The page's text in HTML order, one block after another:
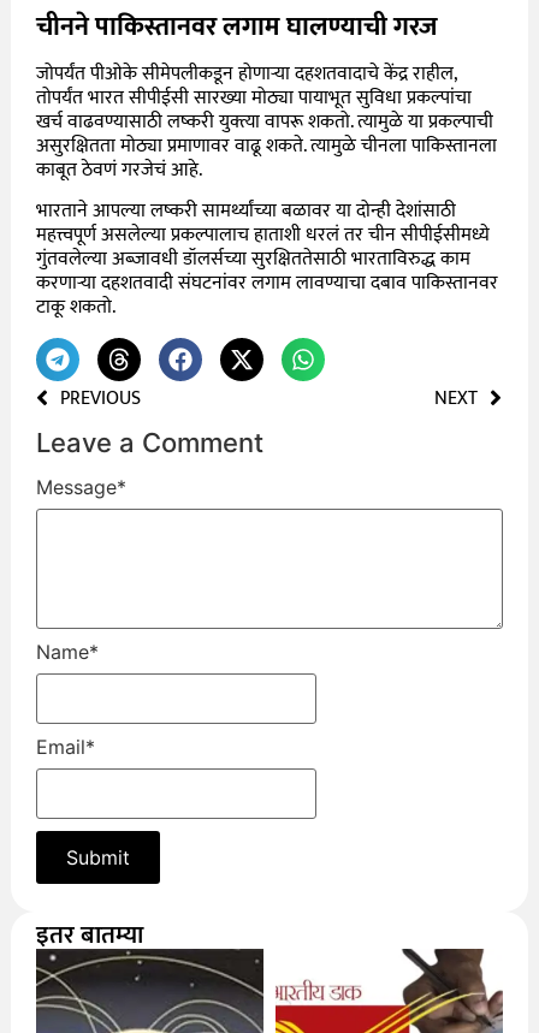
चीनने पाकिस्तानवर लगाम घालण्याची गरज
जोपर्यंत पीओके सीमेपलीकडून होणाऱ्या दहशतवादाचे केंद्र राहील,
तोपर्यंत भारत सीपीईसी सारख्या मोठ्या पायाभूत सुविधा प्रकल्पांचा
खर्च वाढवण्यासाठी लष्करी युक्त्या वापरू शकतो. त्यामुळे या प्रकल्पाची
असुरक्षितता मोठ्या प्रमाणावर वाढू शकते. त्यामुळे चीनला पाकिस्तानला
काबूत ठेवणं गरजेचं आहे.
भारताने आपल्या लष्करी सामर्थ्यांच्या बळावर या दोन्ही देशांसाठी
महत्त्वपूर्ण असलेल्या प्रकल्पालाच हाताशी धरलं तर चीन सीपीईसीमध्ये
गुंतवलेल्या अब्जावधी डॉलर्सच्या सुरक्षिततेसाठी भारताविरुद्ध काम
करणाऱ्या दहशतवादी संघटनांवर लगाम लावण्याचा दबाव पाकिस्तानवर
टाकू शकतो.
PREVIOUS NEXT
Leave a Comment
Message*
Name*
Email*
इतर बातम्या